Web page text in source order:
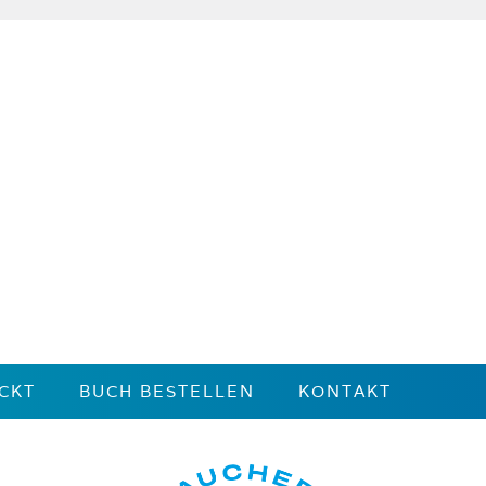
BUCH BESTELLEN KONTAKT